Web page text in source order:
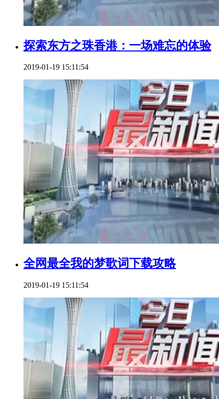
探索东方之珠香港：一场难忘的体验
2019-01-19 15:11:54
全网最全我的梦歌词下载攻略
2019-01-19 15:11:54